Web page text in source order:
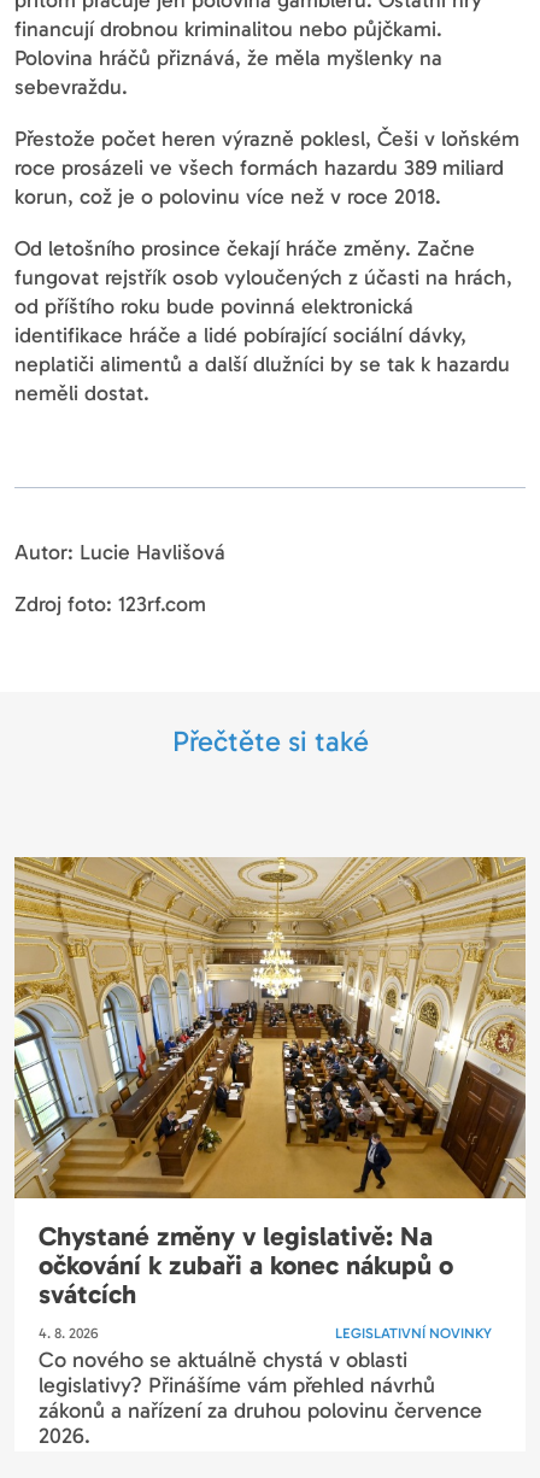
financují drobnou kriminalitou nebo půjčkami.
Polovina hráčů přiznává, že měla myšlenky na
sebevraždu.
Přestože počet heren výrazně poklesl, Češi v loňském
roce prosázeli ve všech formách hazardu 389 miliard
korun, což je o polovinu více než v roce 2018.
Od letošního prosince čekají hráče změny. Začne
fungovat rejstřík osob vyloučených z účasti na hrách,
od příštího roku bude povinná elektronická
identifikace hráče a lidé pobírající sociální dávky,
neplatiči alimentů a další dlužníci by se tak k hazardu
neměli dostat.
Autor: Lucie Havlišová
Zdroj foto: 123rf.com
Přečtěte si také
Chystané změny v legislativě: Na
očkování k zubaři a konec nákupů o
svátcích
4. 8. 2026 LEGISLATIVNÍ NOVINKY
Co nového se aktuálně chystá v oblasti
legislativy? Přinášíme vám přehled návrhů
zákonů a nařízení za druhou polovinu července
2026.